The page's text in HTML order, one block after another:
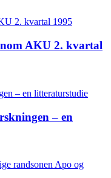
AKU 2. kvartal
– en